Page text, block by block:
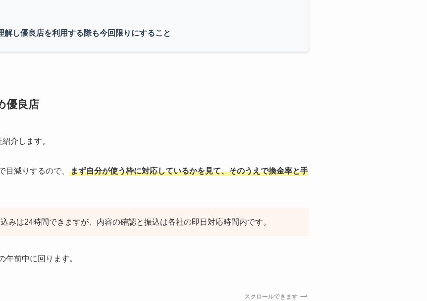
解し優良店を利用する際も今回限りにすること
優良店
介します。
目減りするので、
まず自分が使う枠に対応しているかを見て、そのうえで換金率と手
みは24時間できますが、内容の確認と振込は各社の即日対応時間内です。
午前中に回ります。
スクロールできます